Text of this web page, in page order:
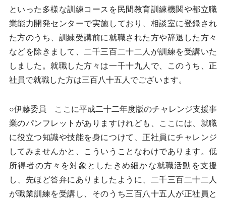
といった多様な訓練コースを民間教育訓練機関や都立職
業能力開発センターで実施しており、相談室に登録され
た方のうち、訓練受講前に就職された方や辞退した方々
などを除きまして、二千三百二十二人が訓練を受講いた
しました。就職した方々は一千十九人で、このうち、正
社員で就職した方は三百八十五人でございます。
○伊藤委員 ここに平成二十二年度版のチャレンジ支援事
業のパンフレットがありますけれども、ここには、就職
に役立つ知識や技能を身につけて、正社員にチャレンジ
してみませんかと、こういうことなわけであります。低
所得者の方々を対象としたきめ細かな就職活動を支援
し、先ほど答弁にありましたように、二千三百二十二人
が職業訓練を受講し、そのうち三百八十五人が正社員と